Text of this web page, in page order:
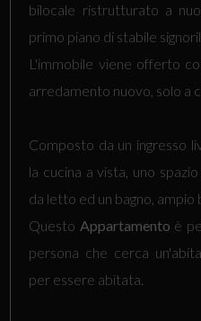
bilocale ristrutturato a
primo piano di stabile
L'immobile viene offerto
arredamento nuovo, solo a
Composto da un ingresso
la cucina a vista, uno
da letto ed un bagno, ampio
Questo Appartamento è
persona che cerca
per essere abitata.